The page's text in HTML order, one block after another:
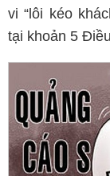
vi “lôi kéo
tại khoản 5